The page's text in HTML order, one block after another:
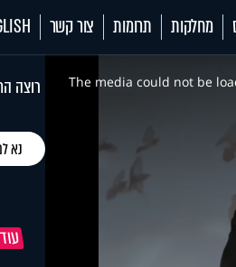
מחלקות תרומות צור קשר
This
modalThe media could not be
רוצה